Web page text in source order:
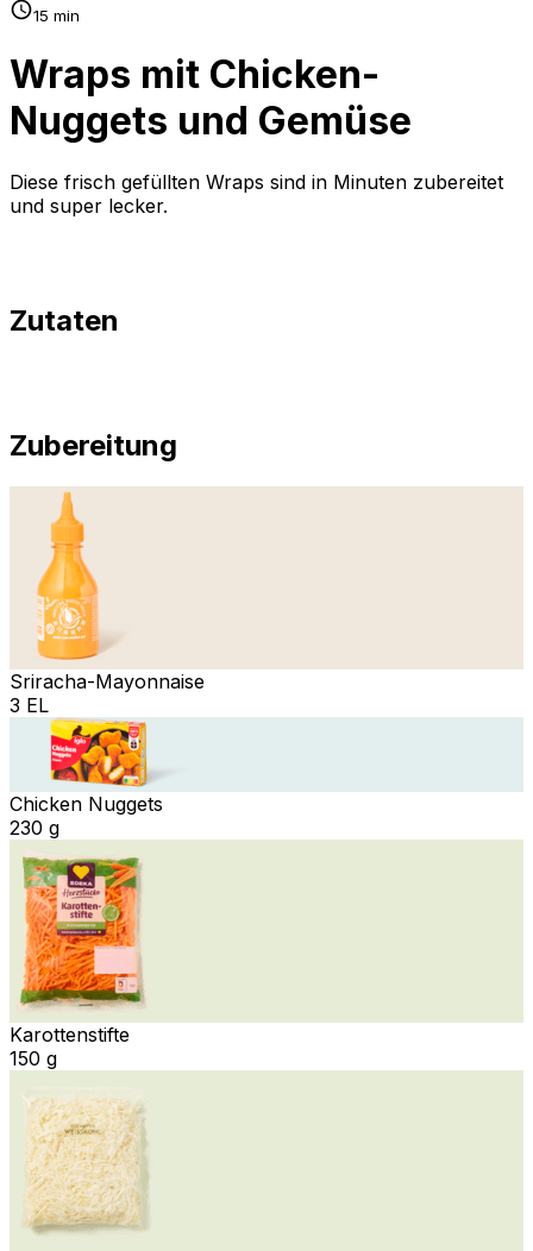
15 min
Wraps mit Chicken-
Nuggets und Gemüse
Diese frisch gefüllten Wraps sind in Minuten zubereitet
und super lecker.
Zutaten
Zubereitung
Sriracha-Mayonnaise
3 EL
Chicken Nuggets
230 g
Karottenstifte
150 g